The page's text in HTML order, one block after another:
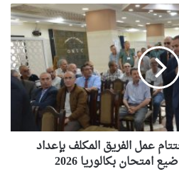
عمل الفريق المكلف بإعداد
بكالوريا 2026